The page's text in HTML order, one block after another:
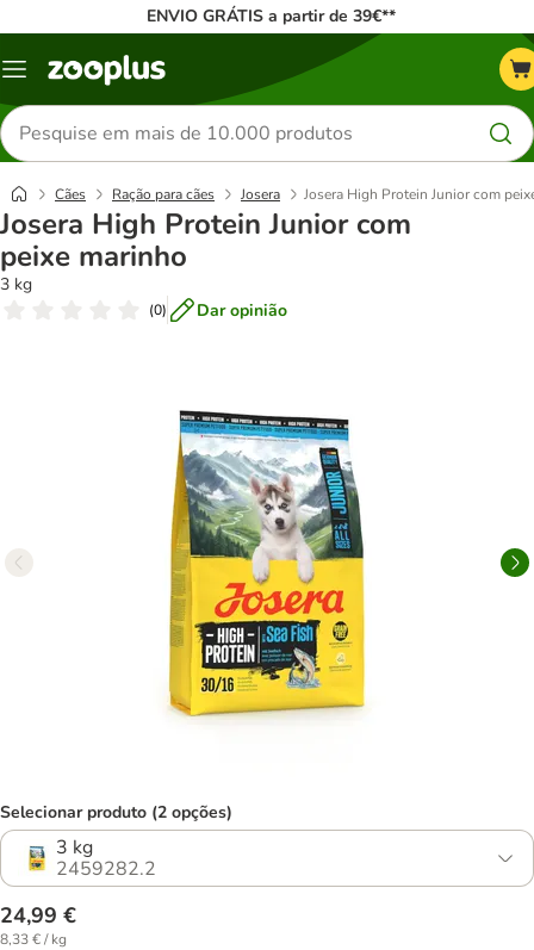
ENVIO GRÁTIS a partir de 39€**
Menu
Pesquisar
produtos
Cães Ração para cães Josera Josera High Protein Junior com
Josera High Protein Junior com
peixe marinho
3 kg
(0) Dar opinião
Selecionar produto (2 opções)
3 kg
2459282.2
24,99 €
8,33 € / kg